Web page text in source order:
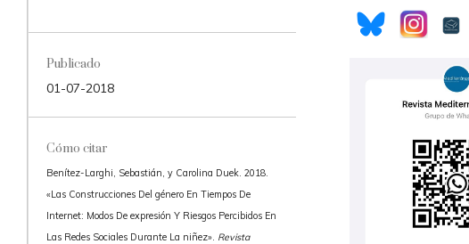
Publicado
01-07-2018
Cómo citar
Benítez-Larghi, Sebastián, y Carolina Duek. 2018.
«Las Construcciones Del género En Tiempos De
Internet: Modos De expresión Y Riesgos Percibidos En
Las Redes Sociales Durante La niñez». Revista